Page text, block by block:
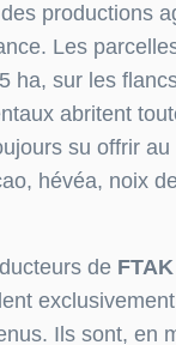
productions
Les
ha, sur les
abritent
su offrir au
hévéa, noix
de FTAK
Ils sont, en